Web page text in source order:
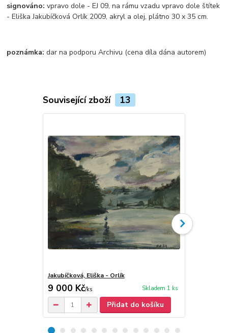
signováno: vpravo dole - EJ 09, na rámu vzadu vpravo dole štítek
- Eliška Jakubíčková Orlík 2009, akryl a olej, plátno 30 x 35 cm.
poznámka: dar na podporu Archivu (cena díla dána autorem)
Související zboží 13
Jakubíčková, Eliška - Orlík
9 000 Kč/ks Skladem 1 ks
Přidat do košíku